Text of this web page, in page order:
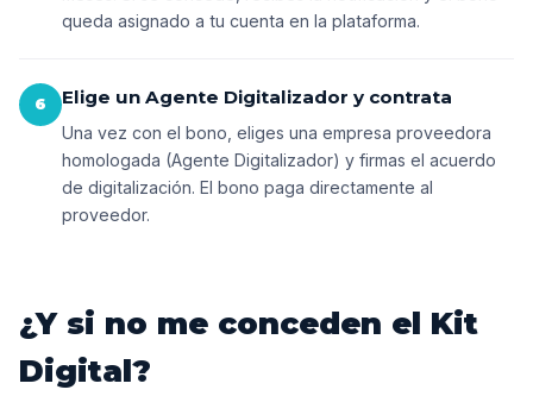
queda asignado a tu cuenta en la plataforma.
6 Elige un Agente Digitalizador y contrata
Una vez con el bono, eliges una empresa proveedora
homologada (Agente Digitalizador) y firmas el acuerdo
de digitalización. El bono paga directamente al
proveedor.
¿Y si no me conceden el Kit
Digital?